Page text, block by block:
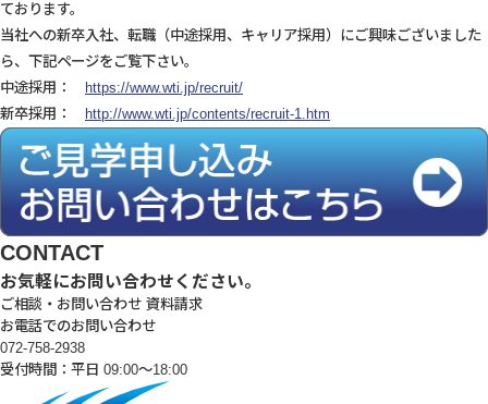
ております。
当社への新卒入社、転職（中途採用、キャリア採用）にご興味ございました
ら、下記ページをご覧下さい。
中途採用：
https://www.wti.jp/recruit/
新卒採用：
http://www.wti.jp/contents/recruit-1.htm
CONTACT
お気軽にお問い合わせください。
ご相談・お問い合わせ 資料請求
お電話でのお問い合わせ
072-758-2938
受付時間：平日 09:00～18:00